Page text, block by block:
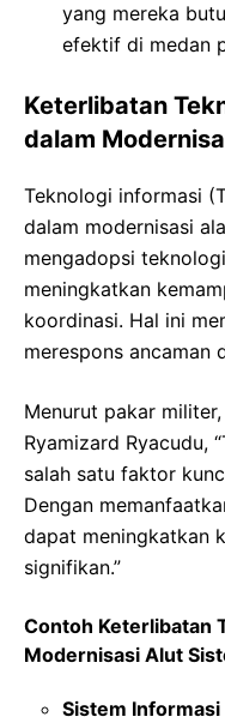
yang mereka
efektif di medan
Keterlibatan
dalam
Teknologi informasi
dalam modernisasi
mengadopsi
meningkatkan
koordinasi. Hal ini
merespons ancaman
Menurut pakar
Ryamizard Ryacudu,
salah satu faktor
Dengan
dapat meningkatkan
signifikan.”
Contoh Keterlibatan
Modernisasi Alut
Sistem